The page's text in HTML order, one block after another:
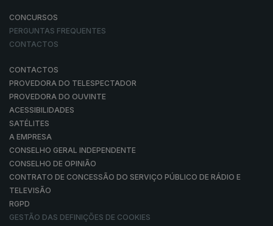
CONCURSOS
PERGUNTAS FREQUENTES
CONTACTOS
CONTACTOS
PROVEDORA DO TELESPECTADOR
PROVEDORA DO OUVINTE
ACESSIBILIDADES
SATÉLITES
A EMPRESA
CONSELHO GERAL INDEPENDENTE
CONSELHO DE OPINIÃO
CONTRATO DE CONCESSÃO DO SERVIÇO PÚBLICO DE RÁDIO E
TELEVISÃO
RGPD
GESTÃO DAS DEFINIÇÕES DE COOKIES